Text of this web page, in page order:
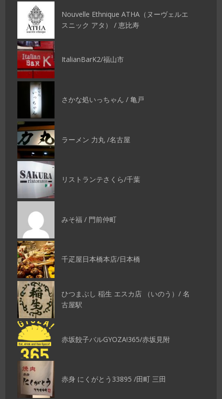
Nouvelle Ethnique ATHA（ヌーヴェルエ
スニック アタ） / 恵比寿
ItalianBarK2/福山市
さかな処いっちゃん / 亀戸
ラーメン 力丸 /名古屋
リストランテさくら/千葉
みそ福 / 門前仲町
千疋屋日本橋本店/日本橋
ひつまぶし 稲生 エスカ店 （いのう）/ 名
古屋駅
赤坂餃子バルGYOZA!365/赤坂見附
赤身 にくがとう33895 /田町 三田